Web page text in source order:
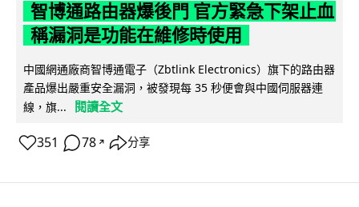
智博通路由器爆後門 官方緊急下架止血
稱漏洞是功能在維修時使用
中國網通廠商智博通電子（Zbtlink Electronics）旗下的路由器
產品爆出嚴重安全漏洞，被發現每 35 秒便會與中國伺服器連
線，旗...
閱讀全文
351 78 ↗ 分享